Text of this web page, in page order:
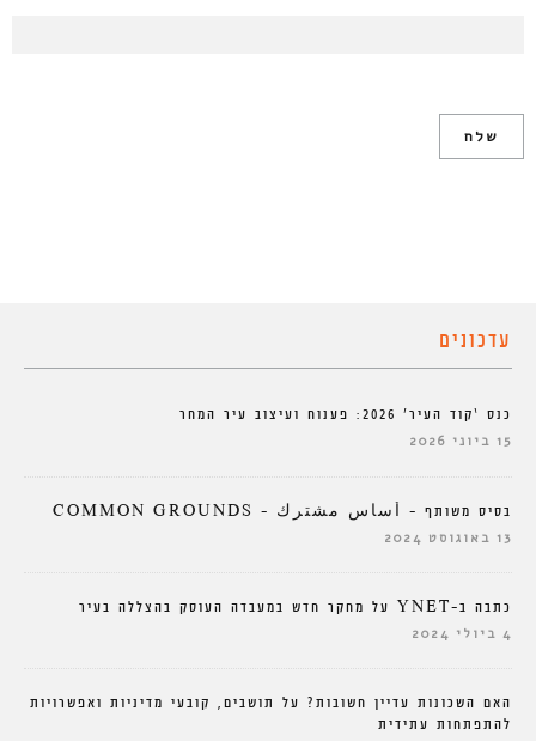
עדכונים
כנס ‘קוד העיר’ 2026: פענוח ועיצוב עיר המחר
15 ביוני 2026
בסיס משותף – أساس مشترك – COMMON GROUNDS
13 באוגוסט 2024
כתבה ב-YNET על מחקר חדש במעבדה העוסק בהצללה בעיר
4 ביולי 2024
האם השכונות עדיין חשובות? על תושבים, קובעי מדיניות ואפשרויות
להתפתחות עתידית